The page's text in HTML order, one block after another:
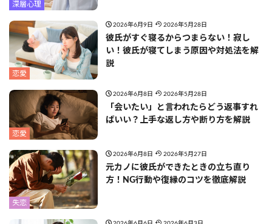
深層心理
恋愛
2026年6月9日 2026年5月28日
彼氏がすぐ寝るからつまらない！寂し
い！彼氏が寝てしまう原因や対処法を解
説
恋愛
2026年6月8日 2026年5月28日
「会いたい」と言われたらどう返事すれ
ばいい？上手な返し方や断り方を解説
失恋
2026年6月8日 2026年5月27日
元カノに彼氏ができたときの立ち直り
方！NG行動や復縁のコツを徹底解説